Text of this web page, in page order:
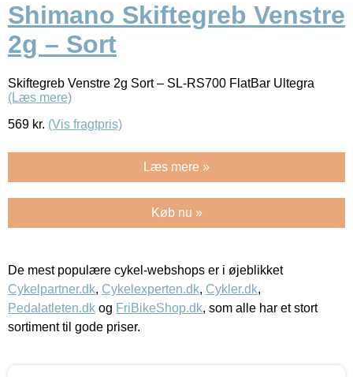
Shimano Skiftegreb Venstre
2g – Sort
Skiftegreb Venstre 2g Sort – SL-RS700 FlatBar Ultegra
(Læs mere)
569 kr. (Vis fragtpris)
Læs mere »
Køb nu »
De mest populære cykel-webshops er i øjeblikket
Cykelpartner.dk, Cykelexperten.dk, Cykler.dk,
Pedalatleten.dk og FriBikeShop.dk, som alle har et stort
sortiment til gode priser.